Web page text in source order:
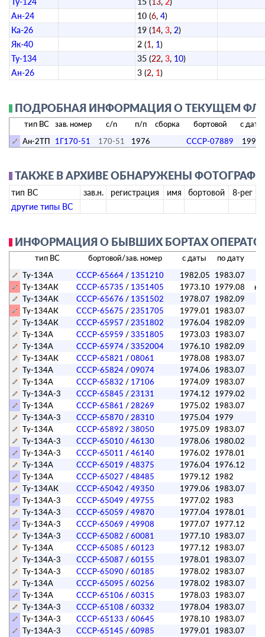
Ан-24
10 (6, 4)
Ка-26
19 (14, 3, 2)
Як-40
2 (1, 1)
Ту-134
35 (22, 3, 10)
Ан-26
3 (2, 1)
ПОДРОБНАЯ ИНФОРМАЦИЯ О ТЕКУЩЕМ
тип ВС зав. номер c/n п/п сборка бортовой
с даты
Ан-2ТП
1Г170-51 170-51 1976 СССР-07889 1993
ТАКЖЕ В АРХИВЕ ОБНАРУЖЕНЫ
тип ВС зав.н. регистрация имя бортовой
8-рег
другие типы ВС
ИНФОРМАЦИЯ О БЫВШИХ БОРТАХ
тип ВС бортовой/зав. номер с даты по дату
Ту-134А
СССР-65664 / 1351210 1982.05 1983.07
Ту-134АК
СССР-65735 / 1351405 1973.10 1979.08
Ту-134АК
СССР-65676 / 1351502 1978.07 1982.09
Ту-134АК
СССР-65675 /2351705 1979.01 1983.07
Ту-134АК
СССР-65957 /2351802 1976.04 1982.09
Ту-134А
СССР-65959 /3351805 1973.03 1983.07
Ту-134А
СССР-65974 /3352004 1976.10 1982.09
Ту-134АК
СССР-65821 /08061 1978.08 1983.07
Ту-134А
СССР-65824 /09074 1974.06 1983.07
Ту-134А
СССР-65832 / 17106 1974.09 1983.07
Ту-134А-3
СССР-65845 /23131 1974.12 1979.02
Ту-134А
СССР-65861 /28269 1975.02 1983.07
Ту-134А-3
СССР-65870 /28310 1975.04 1979
Ту-134А
СССР-65892 /38050 1975.09 1983.07
Ту-134А-3
СССР-65010 /46130 1978.06 1980.02
Ту-134А-3
СССР-65011 /46140 1976.02 1978.01
Ту-134А
СССР-65019 /48375 1976.04 1976.12
Ту-134А
СССР-65027 /48485 1979.12 1982
Ту-134АК
СССР-65042 /49350 1979.06 1983.07
Ту-134А-3
СССР-65049 /49755 1977.02 1983
Ту-134А-3
СССР-65059 /49870 1977.04 1978.01
Ту-134А-3
СССР-65069 /49908 1977.07 1977.12
Ту-134А-3
СССР-65082 /60081 1977.10 1983.07
Ту-134А
СССР-65085 /60123 1977.12 1983.07
Ту-134А-3
СССР-65087 /60155 1978.01 1983.07
Ту-134А-3
СССР-65090 /60185 1978.02 1983.07
Ту-134А
СССР-65095 /60256 1978.02 1983.07
Ту-134А
СССР-65106 /60315 1978.03 1983.07
Ту-134А-3
СССР-65108 /60332 1978.04 1983.07
Ту-134А-3
СССР-65133 /60645 1978.10 1983.07
Ту-134А-3
СССР-65145 /60985 1979.01 1983.07